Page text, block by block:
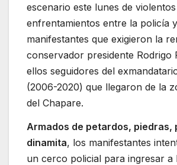
escenario este lunes de violentos
enfrentamientos entre la policía
manifestantes que exigieron la
conservador presidente Rodrigo
ellos seguidores del
(2006-2020) que llegaron de la
del Chapare.
Armados de petardos, piedras,
dinamita, los manifestantes
un cerco policial para ingresar a